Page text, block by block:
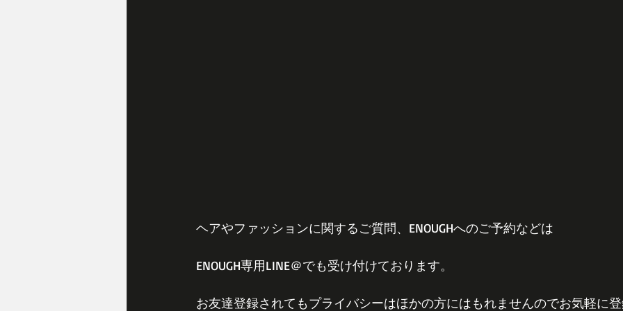
ヘアやファッションに関するご質問、ENOUGHへのご予約などは
ENOUGH専用LINE＠でも受け付けております。
お友達登録されてもプライバシーはほかの方にはもれませんのでお気軽に登